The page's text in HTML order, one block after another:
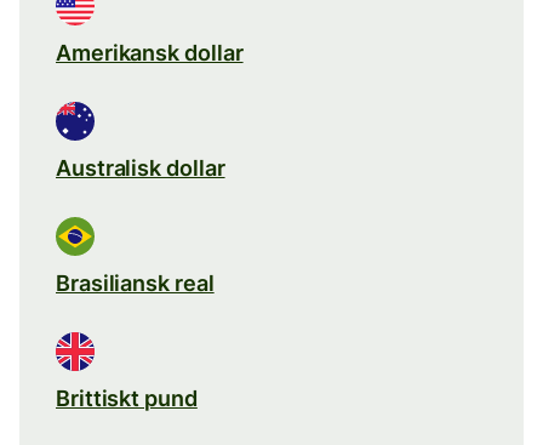
Amerikansk dollar
Australisk dollar
Brasiliansk real
Brittiskt pund